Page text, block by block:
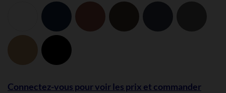
Blanc
Bleu
Navy
Capuccino Chocolat Grafit
Neutre
Connectez-vous pour voir les prix et commander